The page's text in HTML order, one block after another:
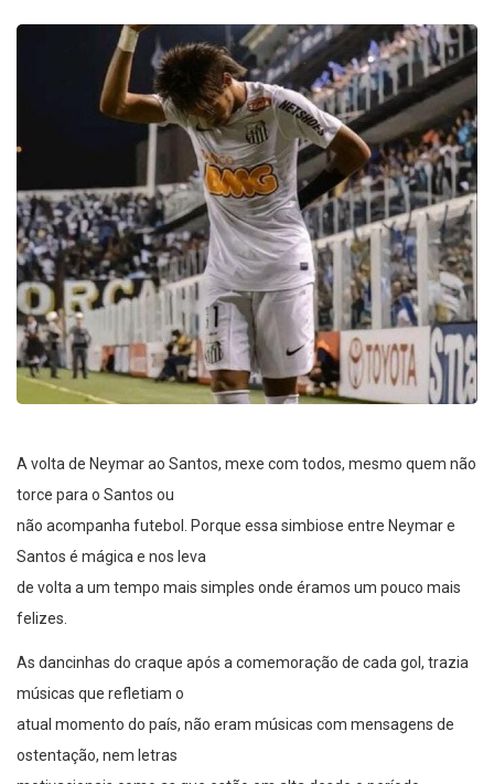
A volta de Neymar ao Santos, mexe com todos, mesmo quem não
torce para o Santos ou
não acompanha futebol. Porque essa simbiose entre Neymar e
Santos é mágica e nos leva
de volta a um tempo mais simples onde éramos um pouco mais
felizes.
As dancinhas do craque após a comemoração de cada gol, trazia
músicas que refletiam o
atual momento do país, não eram músicas com mensagens de
ostentação, nem letras